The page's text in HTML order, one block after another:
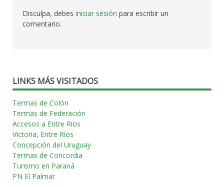
Disculpa, debes iniciar sesión para escribir un
comentario.
LINKS MÁS VISITADOS
Termas de Colón
Termas de Federación
Accesos a Entre Ríos
Victoria, Entre Ríos
Concepción del Uruguay
Termas de Concordia
Turismo en Paraná
PN El Palmar